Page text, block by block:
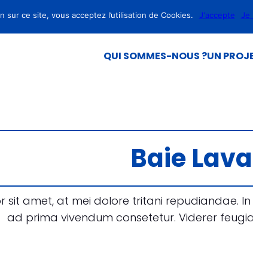
QUI SOMMES-NOUS ?UN
Baie Lava
sit amet, at mei dolore tritani repudiandae.
ad prima vivendum consetetur. Viderer
sur ce site, vous acceptez l’utilisation de Cookies. J'accepte Je